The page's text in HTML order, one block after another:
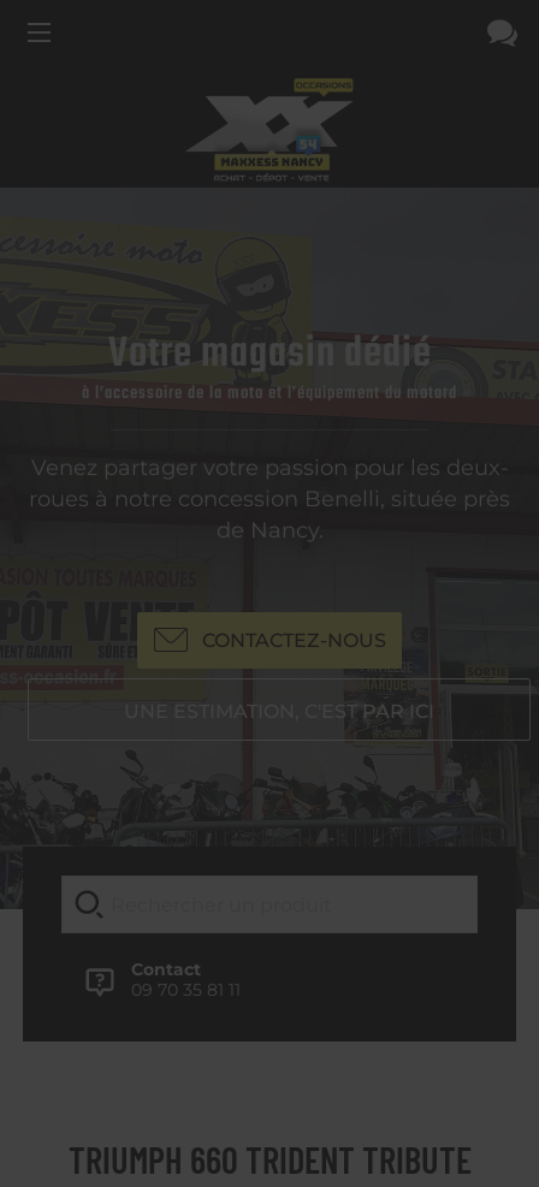
Votre magasin dédié
à l’accessoire de la moto et l’équipement du motard
Venez partager votre passion pour les deux-
roues à notre concession Benelli, située près
de Nancy.
CONTACTEZ-NOUS
UNE ESTIMATION, C'EST PAR ICI
Contact
09 70 35 81 11
TRIUMPH 660 TRIDENT TRIBUTE